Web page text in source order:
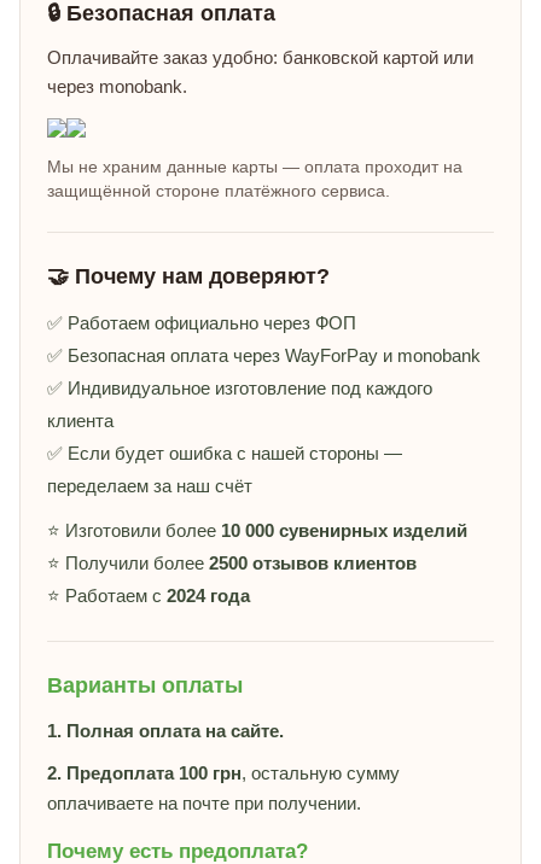
🔒 Безопасная оплата
Оплачивайте заказ удобно: банковской картой или
через monobank.
Мы не храним данные карты — оплата проходит на
защищённой стороне платёжного сервиса.
🤝 Почему нам доверяют?
✅ Работаем официально через ФОП
✅ Безопасная оплата через WayForPay и monobank
✅ Индивидуальное изготовление под каждого
клиента
✅ Если будет ошибка с нашей стороны —
переделаем за наш счёт
⭐ Изготовили более 10 000 сувенирных изделий
⭐ Получили более 2500 отзывов клиентов
⭐ Работаем с 2024 года
Варианты оплаты
1. Полная оплата на сайте.
2. Предоплата 100 грн, остальную сумму
оплачиваете на почте при получении.
Почему есть предоплата?